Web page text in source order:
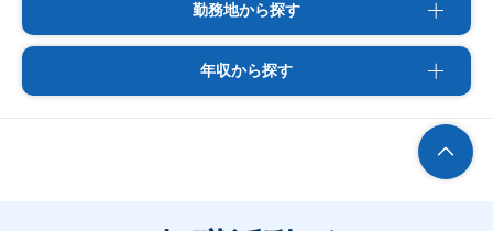
勤務地から探す
年収から探す